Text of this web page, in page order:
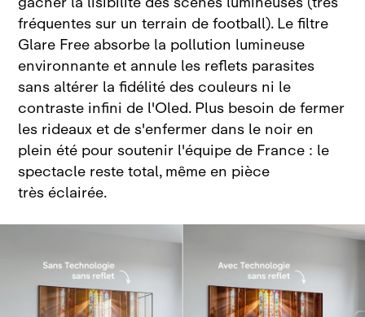
fréquentes sur un terrain de football). Le filtre
Glare Free absorbe la pollution lumineuse
environnante et annule les reflets parasites
sans altérer la fidélité des couleurs ni le
contraste infini de l'Oled. Plus besoin de fermer
les rideaux et de s'enfermer dans le noir en
plein été pour soutenir l'équipe de France : le
spectacle reste total, même en pièce
très éclairée.